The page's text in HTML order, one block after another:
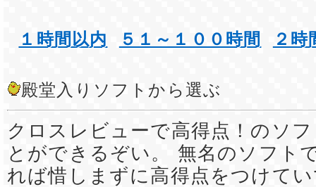
１時間以内 ５１～１００時間 ２時
殿堂入りソフトから選ぶ
クロスレビューで高得点！のソ
とができるぞい。 無名のソフト
れば惜しまずに高得点をつけて